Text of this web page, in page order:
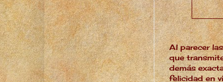
Al parecer
que
demás
felicidad en